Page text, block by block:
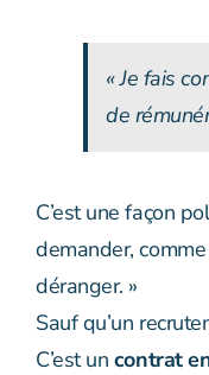
« Je fais
de
C’est une façon
demander,
déranger. »
Sauf qu’un
C’est un contrat